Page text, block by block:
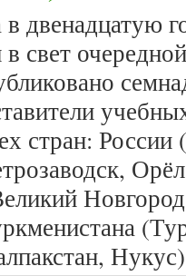
в двенадцатую
свет
стран: